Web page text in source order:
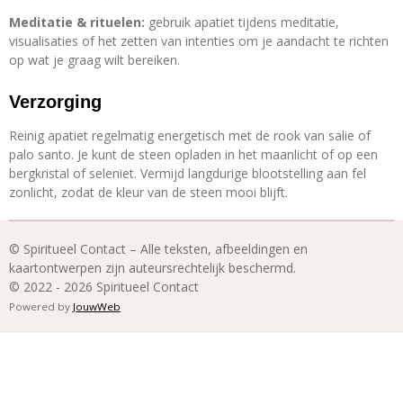
Meditatie & rituelen: gebruik apatiet tijdens meditatie,
visualisaties of het zetten van intenties om je aandacht te richten
op wat je graag wilt bereiken.
Verzorging
Reinig apatiet regelmatig energetisch met de rook van salie of
palo santo. Je kunt de steen opladen in het maanlicht of op een
bergkristal of seleniet. Vermijd langdurige blootstelling aan fel
zonlicht, zodat de kleur van de steen mooi blijft.
© Spiritueel Contact – Alle teksten, afbeeldingen en
kaartontwerpen zijn auteursrechtelijk beschermd.
© 2022 - 2026 Spiritueel Contact
Powered by JouwWeb